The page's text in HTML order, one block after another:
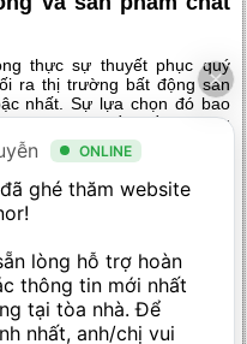
thực sự thuyết phục quý
ra thị trường bất động sản
nhất. Sự lựa chọn đó bao
lập, khu liền kề và khu
hưởng riêng của phân khu
nên đặc biệt ấn tượng với
đặc quyền được hưởng
theo đuổi và yêu thích.
cao cấp cùng hệ thống
phòng,dự án Vinhomes
cuộc sống hiện đại, sung
của mình. Không những
ONLINE
ghé thăm website
lòng hỗ trợ hoàn
thông tin mới nhất
tại tòa nhà. Để
nhất, anh/chị vui